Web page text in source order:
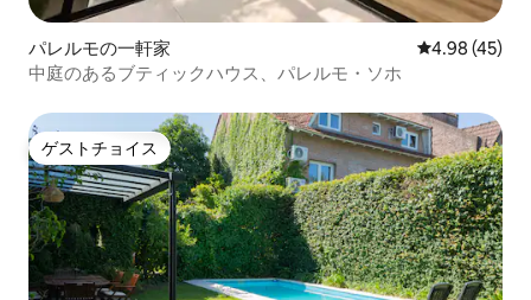
パレルモの一軒家 レビュー45
4.98 (45)
中庭のあるブティックハウス、パレルモ・ソホ
ゲストチョイス
ゲストチョイス